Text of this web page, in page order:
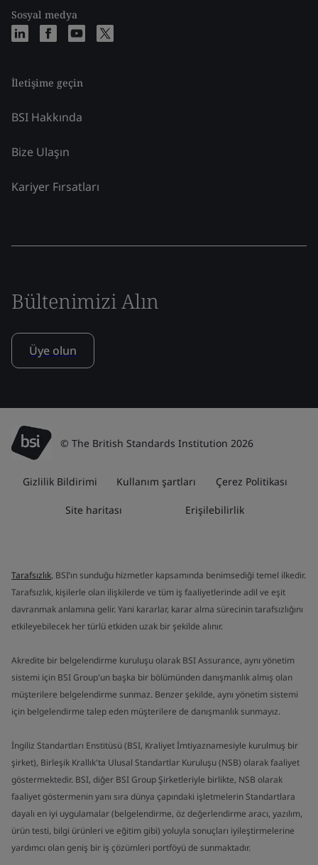
Sosyal medya
İletişime geçin
BSI Hakkında
Bize Ulaşın
Kariyer Fırsatları
Bültenimizi Alın
Üye olun
© The British Standards Institution 2026
Gizlilik Bildirimi Kullanım şartları Çerez Politikası
Site haritası Erişilebilirlik
Tarafsızlık, BSI’ın sunduğu hizmetler kapsamında benimsediği temel ilkedir.
Tarafsızlık, kişilerle olan ilişkilerde ve tüm iş faaliyetlerinde adil ve eşit
davranmak anlamına gelir. Yani kararlar, karar alma sürecinin tarafsızlığını
etkileyebilecek her türlü etkiden uzak bir şekilde alınır.
Akredite bir belgelendirme kuruluşu olarak BSI Assurance, aynı yönetim
sistemi için BSI Group'un başka bir bölümünden danışmanlık almış olan
müşterilere belgelendirme sunmaz. Benzer şekilde, aynı yönetim sistemi
için belgelendirme talep eden müşterilere de danışmanlık sunmayız.
İngiliz Standartları Enstitüsü (BSI, Kraliyet İmtiyaznamesiyle kurulmuş bir
şirket), Birleşik Krallık'ta Ulusal Standartlar Kuruluşu (NSB) olarak faaliyet
göstermektedir. BSI, diğer BSI Group Şirketleriyle birlikte, NSB olarak
faaliyet göstermenin yanı sıra dünya çapındaki işletmelerin Standartlara
dayalı en iyi uygulamalar (belgelendirme, öz değerlendirme aracı, yazılım,
ürün testi, bilgi ürünleri ve eğitim gibi) yoluyla sonuçları iyileştirmelerine
yardımcı olan geniş bir iş çözümleri portföyü de sunmaktadır.